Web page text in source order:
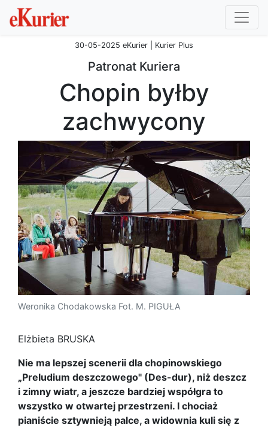
30-05-2025 eKurier | Kurier Plus
Patronat Kuriera
Chopin byłby
zachwycony
Weronika Chodakowska Fot. M. PIGUŁA
Elżbieta BRUSKA
Nie ma lepszej scenerii dla chopinowskiego
„Preludium deszczowego" (Des-dur), niż deszcz
i zimny wiatr, a jeszcze bardziej współgra to
wszystko w otwartej przestrzeni. I chociaż
pianiście sztywnieją palce, a widownia kuli się z